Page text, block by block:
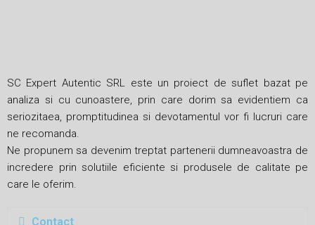
SC Expert Autentic SRL este un proiect de suflet bazat pe
analiza si cu cunoastere, prin care dorim sa evidentiem ca
seriozitaea, promptitudinea si devotamentul vor fi lucruri care
ne recomanda.
Ne propunem sa devenim treptat partenerii dumneavoastra de
incredere prin solutiile eficiente si produsele de calitate pe
care le oferim.
Contact